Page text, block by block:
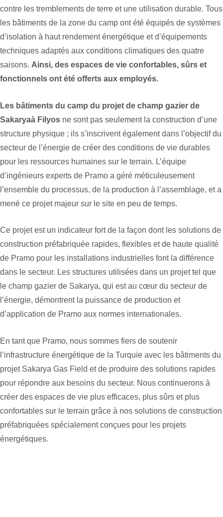
contre les tremblements de terre et une utilisation durable. Tous
les bâtiments de la zone du camp ont été équipés de systèmes
d’isolation à haut rendement énergétique et d’équipements
techniques adaptés aux conditions climatiques des quatre
saisons. Ainsi, des espaces de vie confortables, sûrs et
fonctionnels ont été offerts aux employés.
Les bâtiments du camp du projet de champ gazier de
Sakaryaà Filyos ne sont pas seulement la construction d’une
structure physique ; ils s’inscrivent également dans l’objectif du
secteur de l’énergie de créer des conditions de vie durables
pour les ressources humaines sur le terrain. L’équipe
d’ingénieurs experts de Pramo a géré méticuleusement
l’ensemble du processus, de la production à l’assemblage, et a
mené ce projet majeur sur le site en peu de temps.
Ce projet est un indicateur fort de la façon dont les solutions de
construction préfabriquée rapides, flexibles et de haute qualité
de Pramo pour les installations industrielles font la différence
dans le secteur. Les structures utilisées dans un projet tel que
le champ gazier de Sakarya, qui est au cœur du secteur de
l’énergie, démontrent la puissance de production et
d’application de Pramo aux normes internationales.
En tant que Pramo, nous sommes fiers de soutenir
l’infrastructure énergétique de la Turquie avec les bâtiments du
projet Sakarya Gas Field et de produire des solutions rapides
pour répondre aux besoins du secteur. Nous continuerons à
créer des espaces de vie plus efficaces, plus sûrs et plus
confortables sur le terrain grâce à nos solutions de construction
préfabriquées spécialement conçues pour les projets
énergétiques.